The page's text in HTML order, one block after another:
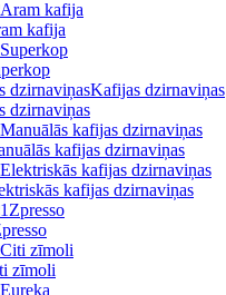
kafija
Kafijas dzirnaviņas
kafijas dzirnaviņas
kafijas dzirnaviņas
zīmoli